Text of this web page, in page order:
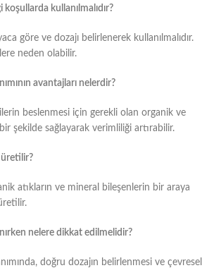
kullanılmalıdır?
göre ve dozajı belirlenerek kullanılmalıdır.
neden olabilir.
avantajları nelerdir?
beslenmesi için gerekli olan organik ve
şekilde sağlayarak verimliliği artırabilir.
üretilir?
atıkların ve mineral bileşenlerin bir araya
nelere dikkat edilmelidir?
doğru dozajın belirlenmesi ve çevresel